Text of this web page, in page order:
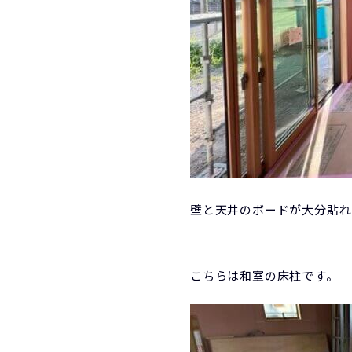
壁と天井のボードが大分貼
こちらは和室の床柱です。